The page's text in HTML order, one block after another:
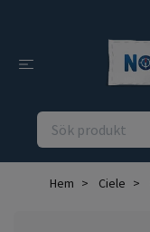
Hem Ciele